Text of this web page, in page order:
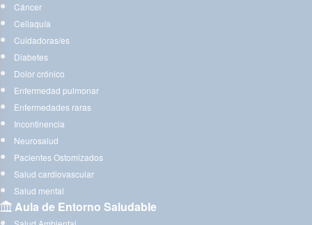
Cáncer
Celiaquía
Cuidadoras/es
Diabetes
Dolor crónico
Enfermedad pulmonar
Enfermedades raras
Incontinencia
Neurosalud
Pacientes Ostomizados
Salud cardiovascular
Salud mental
Aula de Entorno Saludable